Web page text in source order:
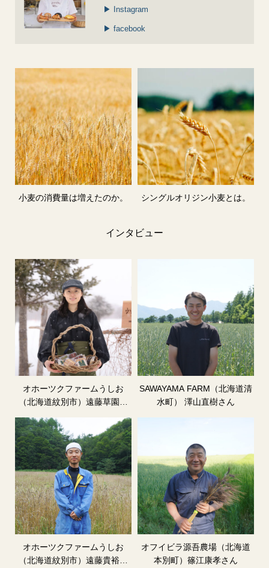
▶︎ Instagram
▶︎ facebook
小麦の消費量は増えたのか。 シングルオリジン小麦とは。
インタビュー
オホーツクファームうしお
（北海道紋別市）遠藤草園さ
SAWAYAMA FARM（北海道清
水町） 澤山直樹さん
オホーツクファームうしお
（北海道紋別市）遠藤貴裕さ
オフイビラ源吾農場（北海道
本別町）篠江康孝さん